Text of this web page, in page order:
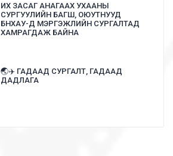
ИХ ЗАСАГ АНАГААХ УХААНЫ
СУРГУУЛИЙН БАГШ, ОЮУТНУУД
БНХАУ-Д МЭРГЭЖЛИЙН СУРГАЛТАД
ХАМРАГДАЖ БАЙНА
🌏✈️ ГАДААД СУРГАЛТ, ГАДААД
ДАДЛАГА